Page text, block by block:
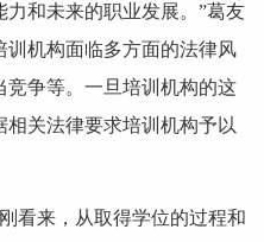
和未来的职业发展。”葛友
训机构面临多方面的法律风
竞争等。一旦培训机构的这
关法律要求培训机构予以
来，从取得学位的过程和